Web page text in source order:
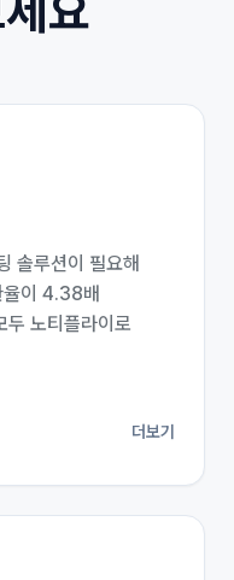
요
솔루션이 필요해
율이 4.38배
두 노티플라이로
더보기